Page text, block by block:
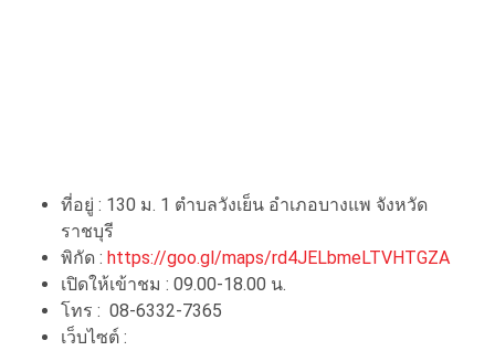
ที่อยู่ : 130 ม. 1 ตำบลวังเย็น อำเภอบางแพ จังหวัด
ราชบุรี
พิกัด : https://goo.gl/maps/rd4JELbmeLTVHTGZA
เปิดให้เข้าชม : 09.00-18.00 น.
โทร : 08-6332-7365
เว็บไซต์ :